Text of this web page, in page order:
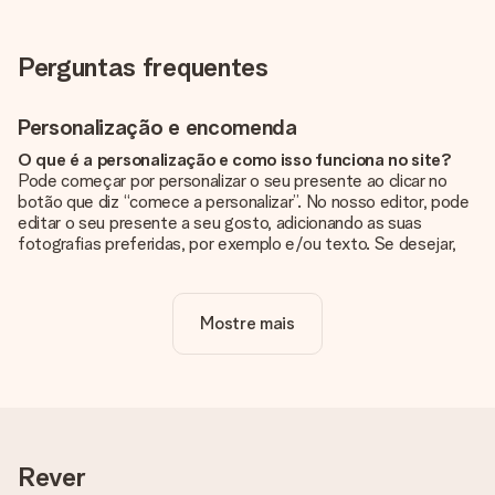
Perguntas frequentes
Personalização e encomenda
O que é a personalização e como isso funciona no site?
Pode começar por personalizar o seu presente ao clicar no
botão que diz “comece a personalizar”. No nosso editor, pode
editar o seu presente a seu gosto, adicionando as suas
fotografias preferidas, por exemplo e/ou texto. Se desejar,
A personalização está incluída no preço?
Sim, o preço apresentado no site já inclui a personalização do
sobre a qualidade da tua imagem, contacta a nossa equipa de
Mostre mais
Rever